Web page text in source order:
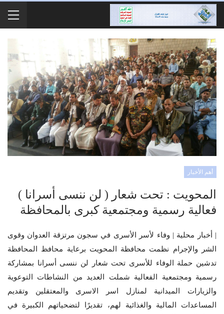
أهم الأخبار
المحويت : تحت شعار ( لن ننسى أسرانا )
فعالية رسمية ومجتمعية كبرى بالمحافظة
| أخبار محلية | وفاء لأسر الأسرى في سجون مرتزقة العدوان وقوى
الشر والإجرام نظمت محافظة المحويت برعاية محافظ المحافظة
تدشين حملة الوفاء للأسرى تحت شعار لن ننسى أسرانا بمشاركة
رسمية ومجتمعية الفعالية شملت العديد من النشاطات التوعوية
والزيارات الميدانية لمنازل اسر الاسرى والمعتقلين وتقديم
المساعدات المالية والغذائية لهم، تقديرًا لتضحياتهم الكبيرة في